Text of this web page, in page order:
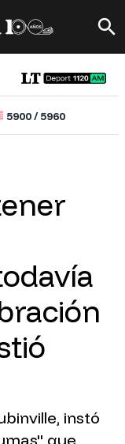
5900/5960
instó
que